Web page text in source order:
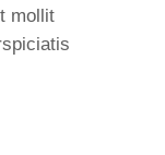
mollit